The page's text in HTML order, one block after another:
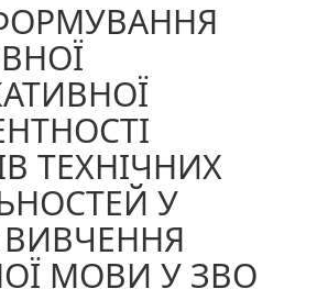
ТЕХНІЧНИХ
У
ВИВЧЕННЯ
МОВИ У ЗВО